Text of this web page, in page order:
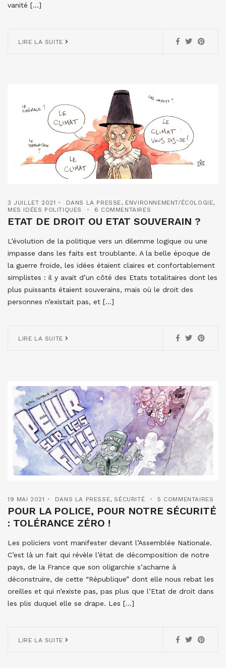
vanité […]
LIRE LA SUITE
3 JUILLET 2021 DANS LA PRESSE, ENVIRONNEMENT/ÉCOLOGIE,
MES IDÉES POLITIQUES
6 COMMENTAIRES
ETAT DE DROIT OU ETAT SOUVERAIN ?
L’évolution de la politique vers un dilemme logique ou une
impasse dans les faits est troublante. A la belle époque de
la guerre froide, les idées étaient claires et confortablement
simplistes : il y avait d’un côté des Etats totalitaires dont les
plus puissants étaient souverains, mais où le droit des
personnes n’existait pas, et […]
LIRE LA SUITE
19 MAI 2021 DANS LA PRESSE, SÉCURITÉ 5 COMMENTAIRES
POUR LA POLICE, POUR NOTRE SÉCURITÉ
: TOLÉRANCE ZÉRO !
Les policiers vont manifester devant l’Assemblée Nationale.
C’est là un fait qui révèle l’état de décomposition de notre
pays, de la France que son oligarchie s’acharne à
déconstruire, de cette “République” dont elle nous rebat les
oreilles et qui n’existe pas, pas plus que l’Etat de droit dans
les plis duquel elle se drape. Les […]
LIRE LA SUITE